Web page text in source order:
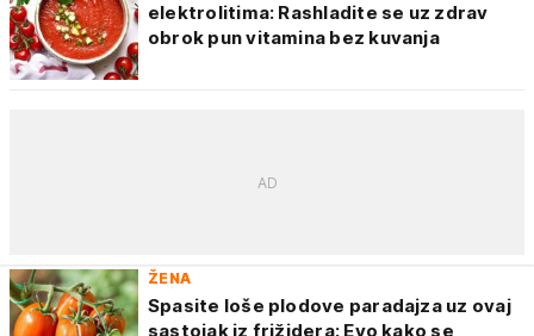
elektrolitima: Rashladite se uz zdrav
obrok pun vitamina bez kuvanja
ŽENA
Spasite loše plodove paradajza uz ovaj
sastojak iz frižidera: Evo kako se